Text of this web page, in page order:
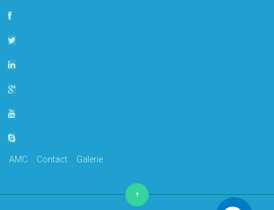
AMC Contact Galerie